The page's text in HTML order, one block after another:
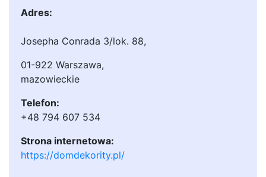
Adres:
Josepha Conrada 3/lok. 88,
01-922 Warszawa,
mazowieckie
Telefon:
+48 794 607 534
Strona internetowa:
https://domdekority.pl/